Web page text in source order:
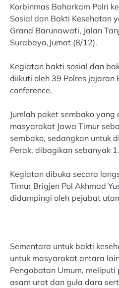
Korbinmas Baharkam Polri
Sosial dan Bakti Kesehatan
Grand Barunawati, Jalan
Surabaya,Jumat (8/12).
Kegiatan bakti sosial dan
diikuti oleh 39 Polres jajaran
conference.
Jumlah paket sembako
masyarakat Jawa Timur
sembako, sedangkan untuk
Perak, dibagikan sebanyak
Kegiatan dibuka secara
Timur Brigjen Pol Akhmad
didampingi oleh pejabat
Sementara untuk bakti
untuk masyarakat antara
Pengobatan Umum, meliputi
asam urat dan gula dara